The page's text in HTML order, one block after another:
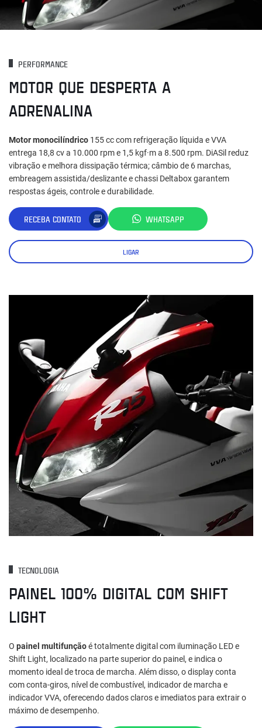
PERFORMANCE
MOTOR QUE DESPERTA A
ADRENALINA
Motor monocilíndrico 155 cc com refrigeração líquida e VVA
entrega 18,8 cv a 10.000 rpm e 1,5 kgf·m a 8.500 rpm. DiASil reduz
vibração e melhora dissipação térmica; câmbio de 6 marchas,
embreagem assistida/deslizante e chassi Deltabox garantem
respostas ágeis, controle e durabilidade.
RECEBA CONTATO WHATSAPP
LIGAR
TECNOLOGIA
PAINEL 100% DIGITAL COM SHIFT
LIGHT
O painel multifunçãoé totalmente digital com iluminação LED e
Shift Light, localizado na parte superior do painel, e indica o
momento ideal de troca de marcha. Além disso, o display conta
com conta‑giros, nível de combustível, indicador de marcha e
indicador VVA, oferecendo dados claros e imediatos para extrair o
máximo de desempenho.